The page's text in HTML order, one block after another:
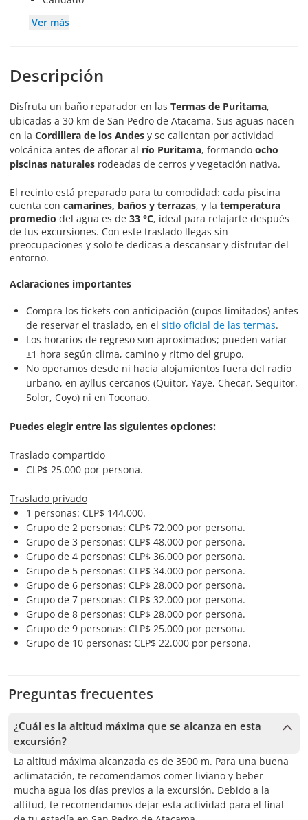
Ver más
Descripción
Disfruta un baño reparador en las Termas de Puritama,
ubicadas a 30 km de San Pedro de Atacama. Sus aguas nacen
en la Cordillera de los Andes y se calientan por actividad
volcánica antes de aflorar al río Puritama, formando ocho
piscinas naturales rodeadas de cerros y vegetación nativa.
El recinto está preparado para tu comodidad: cada piscina
cuenta con camarines, baños y terrazas, y la temperatura
promedio del agua es de 33 °C, ideal para relajarte después
de tus excursiones. Con este traslado llegas sin
preocupaciones y solo te dedicas a descansar y disfrutar del
entorno.
Aclaraciones importantes
Compra los tickets con anticipación (cupos limitados) antes
de reservar el traslado, en el sitio oficial de las termas.
Los horarios de regreso son aproximados; pueden variar
±1 hora según clima, camino y ritmo del grupo.
No operamos desde ni hacia alojamientos fuera del radio
urbano, en ayllus cercanos (Quitor, Yaye, Checar, Sequitor,
Solor, Coyo) ni en Toconao.
Puedes elegir entre las siguientes opciones:
Traslado compartido
CLP$ 25.000 por persona.
Traslado privado
1 personas: CLP$ 144.000.
Grupo de 2 personas: CLP$ 72.000 por persona.
Grupo de 3 personas: CLP$ 48.000 por persona.
Grupo de 4 personas: CLP$ 36.000 por persona.
Grupo de 5 personas: CLP$ 34.000 por persona.
Grupo de 6 personas: CLP$ 28.000 por persona.
Grupo de 7 personas: CLP$ 32.000 por persona.
Grupo de 8 personas: CLP$ 28.000 por persona.
Grupo de 9 personas: CLP$ 25.000 por persona.
Grupo de 10 personas: CLP$ 22.000 por persona.
Preguntas frecuentes
¿Cuál es la altitud máxima que se alcanza en esta
excursión?
La altitud máxima alcanzada es de 3500 m. Para una buena
aclimatación, te recomendamos comer liviano y beber
mucha agua los días previos a la excursión. Debido a la
altitud, te recomendamos dejar esta actividad para el final